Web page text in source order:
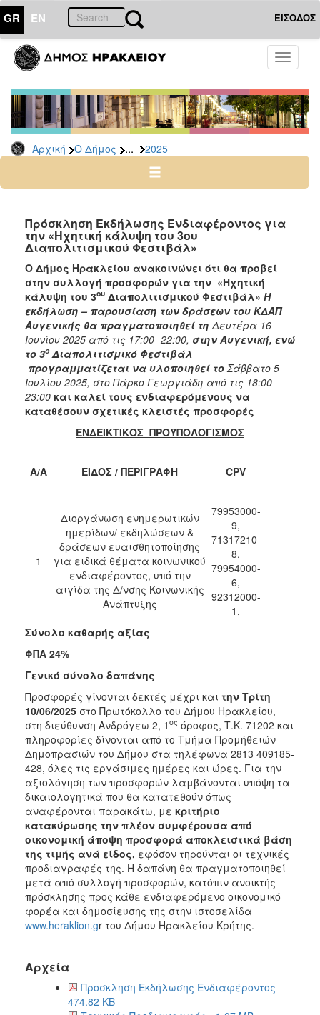
GR EN ΕΙΣΟΔΟΣ
Toggle
Αρχική Ο Δήμος ... 2025
ΔΗΜΟΣ
Διακηρύξεις
-
Δημοπρασίες
Αρχείο
2025
2023
2022
2021
2020
2019
2018
2017
2016
2015
ΠΟΛΙΤΙΣΜΟΣ
Πρόσκληση Εκδήλωσης Ενδιαφέροντος για
την «Ηχητική κάλυψη του 3ου
Διαπολιτισμικού Φεστιβάλ»
Ο Δήμος Ηρακλείου ανακοινώνει ότι θα προβεί
στην συλλογή προσφορών για την «Ηχητική
κάλυψη του 3ου Διαπολιτισμικού Φεστιβάλ» Η
εκδήλωση – παρουσίαση των δράσεων του ΚΔΑΠ
Αυγενικής θα πραγματοποιηθεί τη Δευτέρα 16
Ιουνίου 2025 από τις 17:00- 22:00, στην Αυγενική, ενώ
το 3οΔιαπολιτισμικό Φεστιβάλ
προγραμματίζεται να υλοποιηθεί το Σάββατο 5
Ιουλίου 2025, στο Πάρκο Γεωργιάδη από τις 18:00-
23:00 και καλεί τους ενδιαφερόμενους να
καταθέσουν σχετικές κλειστές προσφορές
ΕΝΔΕΙΚΤΙΚΟΣ ΠΡΟΫΠΟΛΟΓΙΣΜΟΣ
A/A ΕΙΔΟΣ / ΠΕΡΙΓΡΑΦΗ CPV
1
Διοργάνωση ενημερωτικών
ημερίδων/ εκδηλώσεων &
δράσεων ευαισθητοποίησης
για ειδικά θέματα κοινωνικού
ενδιαφέροντος, υπό την
αιγίδα της Δ/νσης Κοινωνικής
Ανάπτυξης
79953000-
9,
71317210-
8,
79954000-
6,
92312000-
1,
Σύνολο καθαρής αξίας
ΦΠΑ 24%
Γενικό σύνολο δαπάνης
Προσφορές γίνονται δεκτές μέχρι και την Τρίτη
10/06/2025 στο Πρωτόκολλο του Δήμου Ηρακλείου,
στη διεύθυνση Ανδρόγεω 2, 1 ος όροφος, Τ.Κ. 71202 και
πληροφορίες δίνονται από το Τμήμα Προμήθειών-
Δημοπρασιών του Δήμου στα τηλέφωνα 2813 409185-
428, όλες τις εργάσιμες ημέρες και ώρες. Για την
αξιολόγηση των προσφορών λαμβάνονται υπόψη τα
δικαιολογητικά που θα κατατεθούν όπως
αναφέρονται παρακάτω, με κριτήριο
κατακύρωσης την πλέον συμφέρουσα από
οικονομική άποψη προσφορά αποκλειστικά βάση
της τιμής ανά είδος, εφόσον τηρούνται οι τεχνικές
προδιαγραφές της. Η δαπάνη θα πραγματοποιηθεί
μετά από συλλογή προσφορών, κατόπιν ανοικτής
πρόσκλησης προς κάθε ενδιαφερόμενο οικονομικό
φορέα και δημοσίευσης της στην ιστοσελίδα
www.heraklion.gr του Δήμου Ηρακλείου Κρήτης.
Αρχεία
Προσκληση Εκδήλωσης Ενδιαφέροντος -
474.82 KB